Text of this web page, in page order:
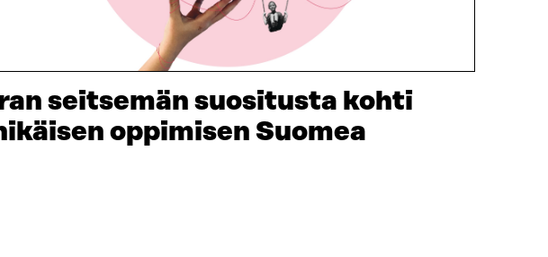
seitsemän suositusta kohti
oppimisen Suomea